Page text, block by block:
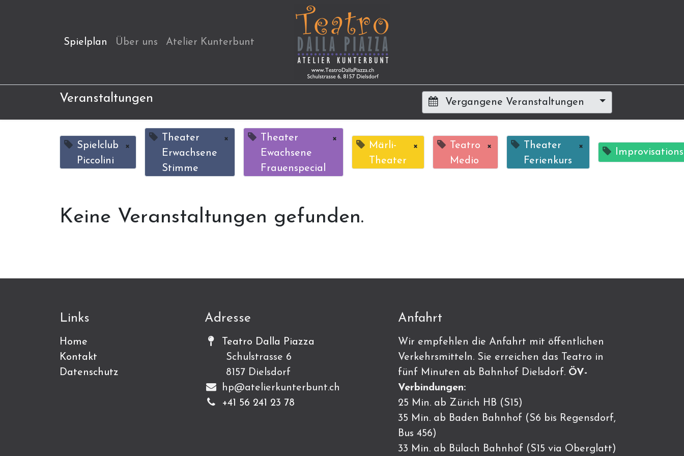
Spielplan Über uns Atelier Kunterbunt
Veranstaltungen Vergangene Veranstaltungen
Spielclub
Piccolini
×
Theater
Erwachsene
Stimme
×
Theater
Ewachsene
Frauenspecial
×
Märli-
Theater
×
Teatro
Medio
×
Theater
Ferienkurs
×
Keine Veranstaltungen gefunden.
Links
Home
Kontakt
Datenschutz
Adresse
Teatro Dalla Piazza
Schulstrasse 6
8157 Dielsdorf
hp@atelierkunterbunt.ch
+41 56 241 23 78
Anfahrt
Wir empfehlen die Anfahrt mit öffentlichen
Verkehrsmitteln. Sie erreichen das Teatro in
fünf Minuten ab Bahnhof Dielsdorf. ÖV-
Verbindungen:
25 Min. ab Zürich HB (S15)
35 Min. ab Baden Bahnhof (S6 bis Regensdorf,
Bus 456)
33 Min. ab Bülach Bahnhof (S15 via Oberglatt)